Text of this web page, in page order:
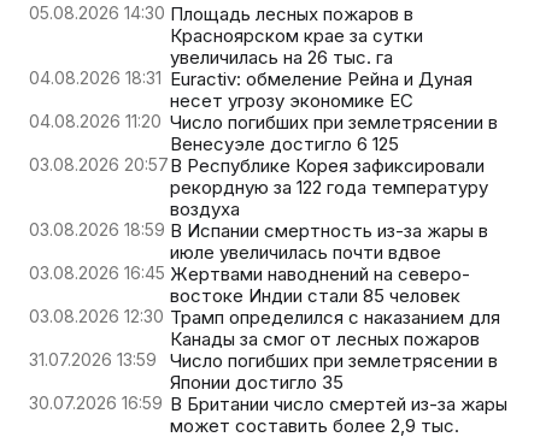
05.08.2026 14:30 Площадь лесных пожаров в
Красноярском крае за сутки
увеличилась на 26 тыс. га
04.08.2026 18:31 Euractiv: обмеление Рейна и Дуная
несет угрозу экономике ЕС
04.08.2026 11:20 Число погибших при землетрясении в
Венесуэле достигло 6 125
03.08.2026 20:57В Республике Корея зафиксировали
рекордную за 122 года температуру
воздуха
03.08.2026 18:59 В Испании смертность из-за жары в
июле увеличилась почти вдвое
03.08.2026 16:45 Жертвами наводнений на северо-
востоке Индии стали 85 человек
03.08.2026 12:30 Трамп определился с наказанием для
Канады за смог от лесных пожаров
31.07.2026 13:59
Число погибших при землетрясении в
Японии достигло 35
30.07.2026 16:59 В Британии число смертей из-за жары
может составить более 2,9 тыс.